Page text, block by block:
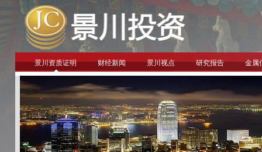
景川资质证明 财经新闻 景川视点 研究报告 金属